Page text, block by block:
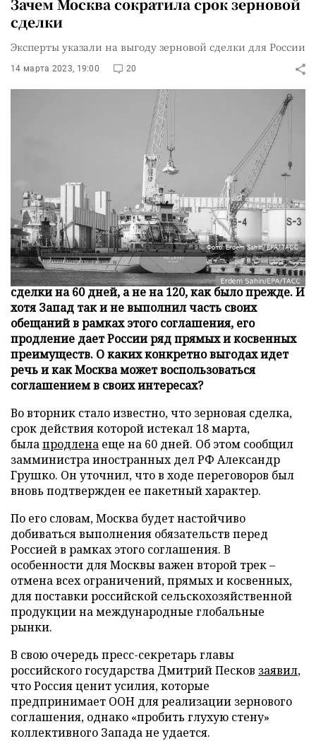
Зачем Москва сократила срок зерновой
сделки
Эксперты указали на выгоду зерновой сделки для России
14 марта 2023, 19:00 20
Фото: Erdem Sahin/EPA/ТАСС
Москва согласилась продлить действие зерновой
сделки на 60 дней, а не на 120, как было прежде. И
хотя Запад так и не выполнил часть своих
обещаний в рамках этого соглашения, его
продление дает России ряд прямых и косвенных
преимуществ. О каких конкретно выгодах идет
речь и как Москва может воспользоваться
соглашением в своих интересах?
Во вторник стало известно, что зерновая сделка,
срок действия которой истекал 18 марта,
былапродлена еще на 60 дней. Об этом сообщил
замминистра иностранных дел РФ Александр
Грушко. Он уточнил, что в ходе переговоров был
вновь подтвержден ее пакетный характер.
По его словам, Москва будет настойчиво
добиваться выполнения обязательств перед
Россией в рамках этого соглашения. В
особенности для Москвы важен второй трек –
отмена всех ограничений, прямых и косвенных,
для поставки российской сельскохозяйственной
продукции на международные глобальные
рынки.
В свою очередь пресс-секретарь главы
российского государства Дмитрий Песков заявил,
что Россия ценит усилия, которые
предпринимает ООН для реализации зернового
соглашения, однако «пробить глухую стену»
коллективного Запада не удается.